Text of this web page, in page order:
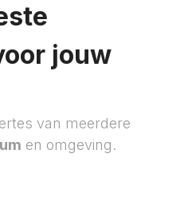
jouw
van meerdere
en omgeving.